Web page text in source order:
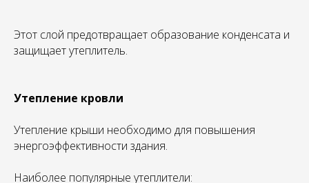
Этот слой предотвращает образование конденсата и
защищает утеплитель.
Утепление кровли
Утепление крыши необходимо для повышения
энергоэффективности здания.
Наиболее популярные утеплители: